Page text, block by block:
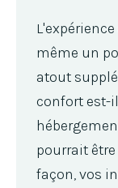
même un
atout
confort est-
pourrait
façon, vos